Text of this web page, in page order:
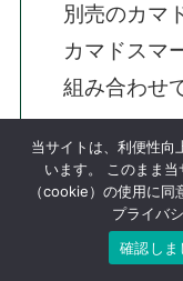
別売のカマ
カマドスマ
組み合わせ
UC-555
ル 60×30
当サイトは、利便性向
います。 このまま
（cookie）の使用に
プライバ
確認しま